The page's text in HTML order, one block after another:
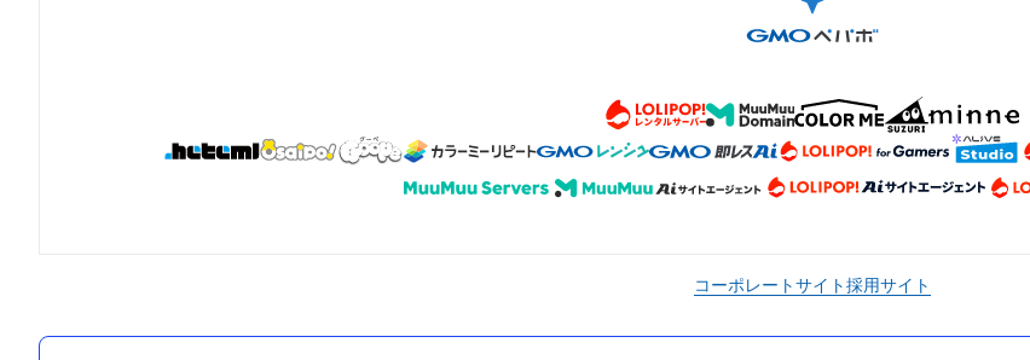
コーポレートサイト採用サイト